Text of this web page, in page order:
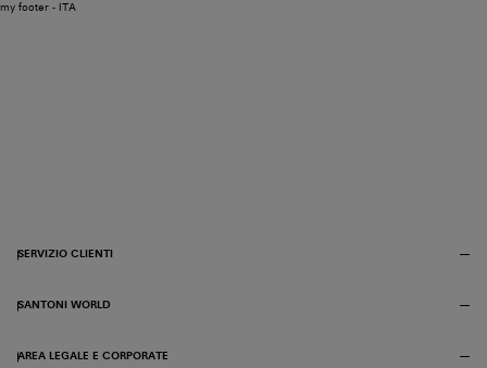
my footer - ITA
SERVIZIO CLIENTI
SANTONI WORLD
AREA LEGALE E CORPORATE